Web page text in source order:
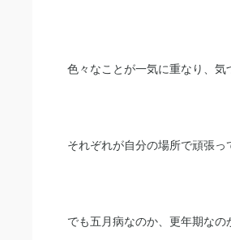
色々なことが一気に重なり、気
それぞれが自分の場所で頑張っ
でも五月病なのか、更年期なの